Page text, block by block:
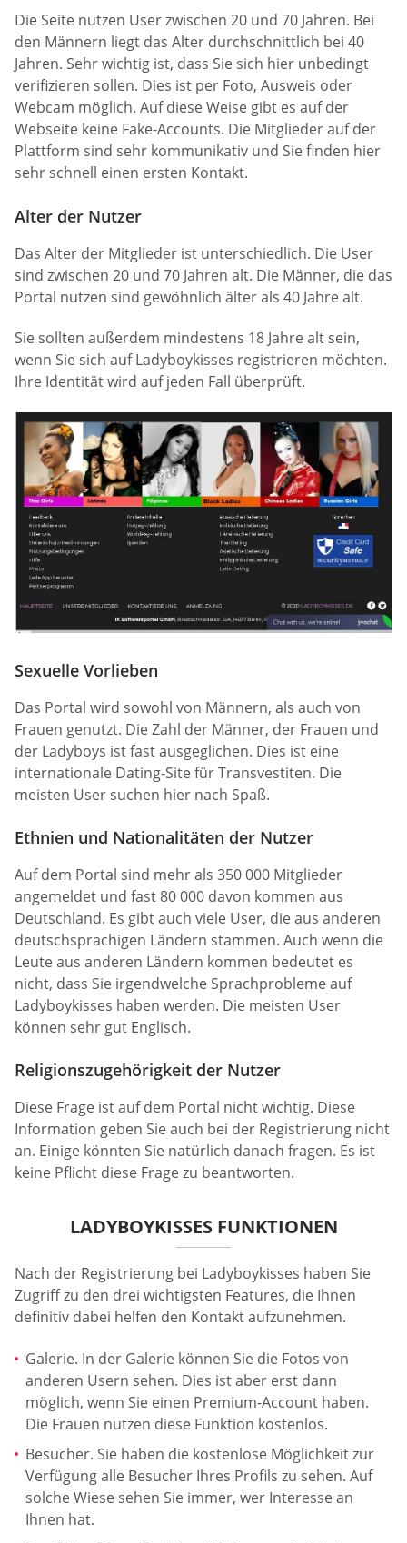
Die Seite nutzen User zwischen 20 und 70 Jahren. Bei
den Männern liegt das Alter durchschnittlich bei 40
Jahren. Sehr wichtig ist, dass Sie sich hier unbedingt
verifizieren sollen. Dies ist per Foto, Ausweis oder
Webcam möglich. Auf diese Weise gibt es auf der
Webseite keine Fake-Accounts. Die Mitglieder auf der
Plattform sind sehr kommunikativ und Sie finden hier
sehr schnell einen ersten Kontakt.
Alter der Nutzer
Das Alter der Mitglieder ist unterschiedlich. Die User
sind zwischen 20 und 70 Jahren alt. Die Männer, die das
Portal nutzen sind gewöhnlich älter als 40 Jahre alt.
Sie sollten außerdem mindestens 18 Jahre alt sein,
wenn Sie sich auf Ladyboykisses registrieren möchten.
Ihre Identität wird auf jeden Fall überprüft.
Sexuelle Vorlieben
Das Portal wird sowohl von Männern, als auch von
Frauen genutzt. Die Zahl der Männer, der Frauen und
der Ladyboys ist fast ausgeglichen. Dies ist eine
internationale Dating-Site für Transvestiten. Die
meisten User suchen hier nach Spaß.
Ethnien und Nationalitäten der Nutzer
Auf dem Portal sind mehr als 350 000 Mitglieder
angemeldet und fast 80 000 davon kommen aus
Deutschland. Es gibt auch viele User, die aus anderen
deutschsprachigen Ländern stammen. Auch wenn die
Leute aus anderen Ländern kommen bedeutet es
nicht, dass Sie irgendwelche Sprachprobleme auf
Ladyboykisses haben werden. Die meisten User
können sehr gut Englisch.
Religionszugehörigkeit der Nutzer
Diese Frage ist auf dem Portal nicht wichtig. Diese
Information geben Sie auch bei der Registrierung nicht
an. Einige könnten Sie natürlich danach fragen. Es ist
keine Pflicht diese Frage zu beantworten.
LADYBOYKISSES FUNKTIONEN
Nach der Registrierung bei Ladyboykisses haben Sie
Zugriff zu den drei wichtigsten Features, die Ihnen
definitiv dabei helfen den Kontakt aufzunehmen.
Galerie. In der Galerie können Sie die Fotos von
anderen Usern sehen. Dies ist aber erst dann
möglich, wenn Sie einen Premium-Account haben.
Die Frauen nutzen diese Funktion kostenlos.
Besucher. Sie haben die kostenlose Möglichkeit zur
Verfügung alle Besucher Ihres Profils zu sehen. Auf
solche Wiese sehen Sie immer, wer Interesse an
Ihnen hat.